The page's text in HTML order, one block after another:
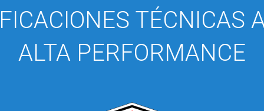
TÉCNICAS
ALTA PERFORMANCE